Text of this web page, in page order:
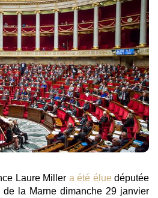
Laure Miller a été élue députée
la Marne dimanche 29 janvier